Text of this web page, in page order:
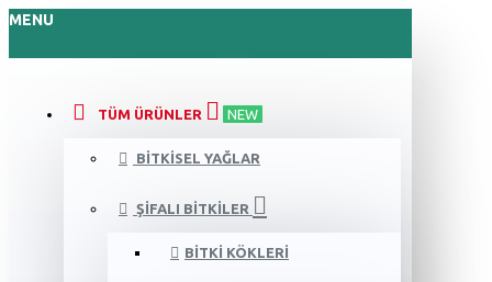
MENU
TÜM ÜRÜNLER NEW
BITKISEL YAĞLAR
ŞIFALI BITKILER
BITKI KÖKLERI